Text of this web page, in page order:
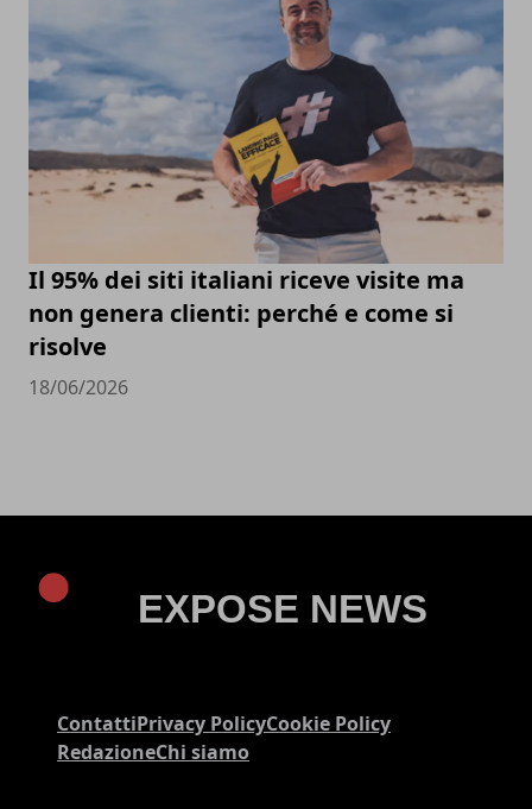
Il 95% dei siti italiani riceve visite ma
non genera clienti: perché e come si
risolve
18/06/2026
ContattiPrivacy PolicyCookie Policy
RedazioneChi siamo